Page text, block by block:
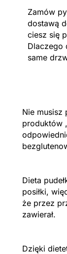
Zamów
dostawą
ciesz się
Dlaczego
same
Nie musisz
produktów
Dieta
posiłki,
że przez
zawierał.
Dzięki